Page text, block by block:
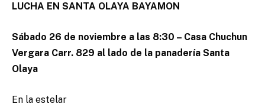
LUCHA EN SANTA OLAYA BAYAMON
Sábado 26 de noviembre a las 8:30 – Casa Chuchun
Vergara Carr. 829 al lado de la panadería Santa
Olaya
En la estelar